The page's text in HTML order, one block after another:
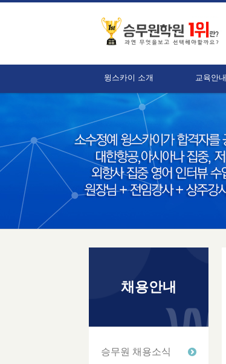
윙스카이 소개 교육안내
채용안내
승무원 채용소식